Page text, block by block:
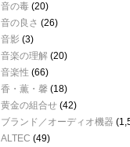
音の毒 (20)
音の良さ (26)
音影 (3)
音楽の理解 (20)
音楽性 (66)
香・薫・馨 (18)
黄金の組合せ (42)
ブランド／オーディオ機器
ALTEC (49)